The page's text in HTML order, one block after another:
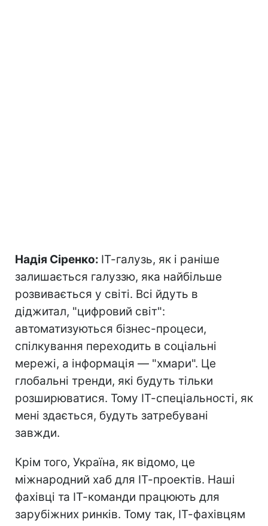
Надія Сіренко: ІТ-галузь, як і раніше
залишається галуззю, яка найбільше
розвивається у світі. Всі йдуть в
діджитал, "цифровий світ":
автоматизуються бізнес-процеси,
спілкування переходить в соціальні
мережі, а інформація — "хмари". Це
глобальні тренди, які будуть тільки
розширюватися. Тому ІТ-спеціальності, як
мені здається, будуть затребувані
завжди.
Крім того, Україна, як відомо, це
міжнародний хаб для ІТ-проектів. Наші
фахівці та ІТ-команди працюють для
зарубіжних ринків. Тому так, ІТ-фахівцям